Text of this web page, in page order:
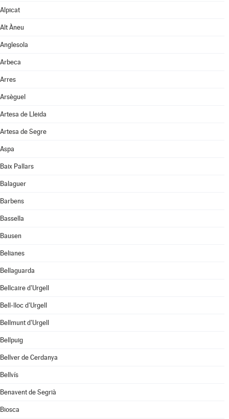
Alpicat
Alt Àneu
Anglesola
Arbeca
Arres
Arsèguel
Artesa de Lleida
Artesa de Segre
Aspa
Baix Pallars
Balaguer
Barbens
Bassella
Bausen
Belianes
Bellaguarda
Bellcaire d'Urgell
Bell-lloc d'Urgell
Bellmunt d'Urgell
Bellpuig
Bellver de Cerdanya
Bellvís
Benavent de Segrià
Biosca